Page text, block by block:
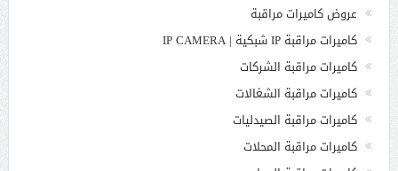
عروض كاميرات مراقبة
كاميرات مراقبة IP شبكية | IP CAMERA
كاميرات مراقبة الشركات
كاميرات مراقبة الشغالات
كاميرات مراقبة الصيدليات
كاميرات مراقبة المحلات